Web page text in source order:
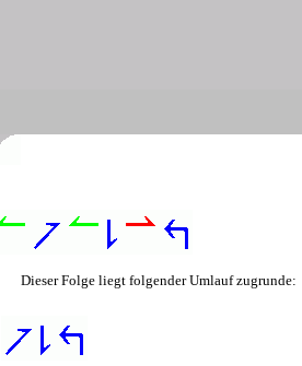
Dieser Folge liegt folgender Umlauf zugrunde: